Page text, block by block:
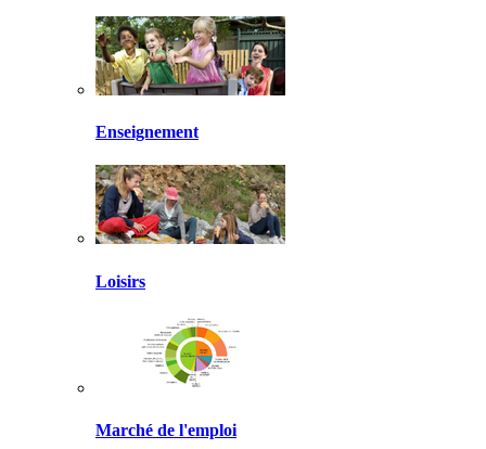
Enseignement
Loisirs
Marché de l'emploi